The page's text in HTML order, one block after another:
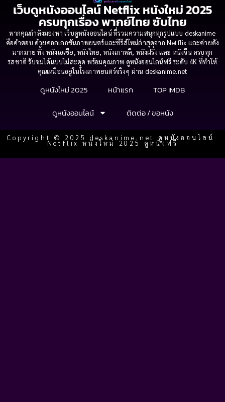
เว็บดูหนังออนไลน์ Netflix หนังใหม่ 2025
ครบทุกเรื่อง พากย์ไทย ซับไทย
หากคุณกำลังมองหา เว็บดูหนังออนไลน์ ที่รวมความสนุกทุกรูปแบบ deskanime
คือคำตอบ ด้วยคอลเลกชันภาพยนตร์และซีรีส์ใหม่ล่าสุดจาก Netflix และค่ายดัง
มากมาย ทั้ง หนังเอเชีย, หนังไทย, หนังเกาหลี, หนังฝรั่ง และ หนังจีน ครบทุก
รสชาติ รับชมได้แบบไม่สะดุด พร้อมคุณภาพ ดูหนังออนไลน์ฟรี ระดับ 4K ที่ทำให้
คุณเหมือนอยู่ในโรงภาพยนตร์จริงๆ ผ่าน deskanime.net
ดูหนังใหม่ 2025 หน้าแรก
TOP IMDB
ดูหนังออนไลน์
ติดต่อ / ขอหนัง
Copyright © 2025 deskanime.net ดูหนังออนไลน์
Netflix หนังใหม่ 2025 ดูหนังฟรี